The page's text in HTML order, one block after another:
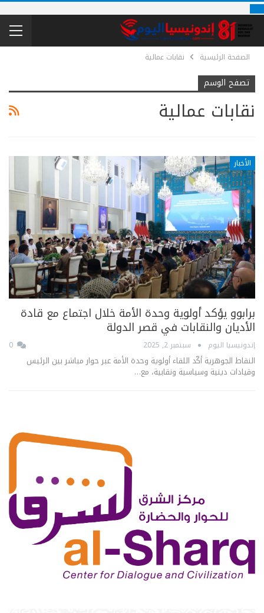
الصفحة الرئيسية نقابات عمالية
تصفح الوسم
نقابات عمالية
الأخبار
برابوو يؤكد أولوية وحدة الأمة خلال اجتماع مع قادة
الأديان والنقابات في قصر الدولة
إندونيسيا اليوم سبتمبر 2, 2025
النقاط الجوهرية أكّد اللقاء أولوية وحدة الأمة عبر حوار مباشر بين الرئيس
وقيادات دينية وسياسية ونقابية، مع…